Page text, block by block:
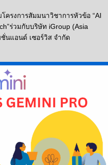
ครงการสัมมนาวิชาการหัวข้อ “AI
ร่วมกับบริษัท iGroup (Asia
นแอนด์ เซอร์วิส จำกัด